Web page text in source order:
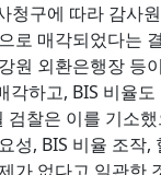
청구에 따라 감사
로 매각되었다는
원 외환은행장 등
각하고, BIS 비율
검찰은 이를 기소
성, BIS 비율 조작